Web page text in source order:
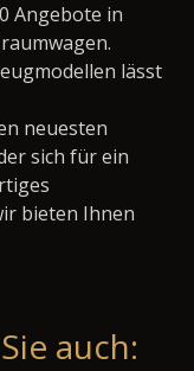
Angebote in
lässt
neuesten
sich für ein
bieten Ihnen
auch: